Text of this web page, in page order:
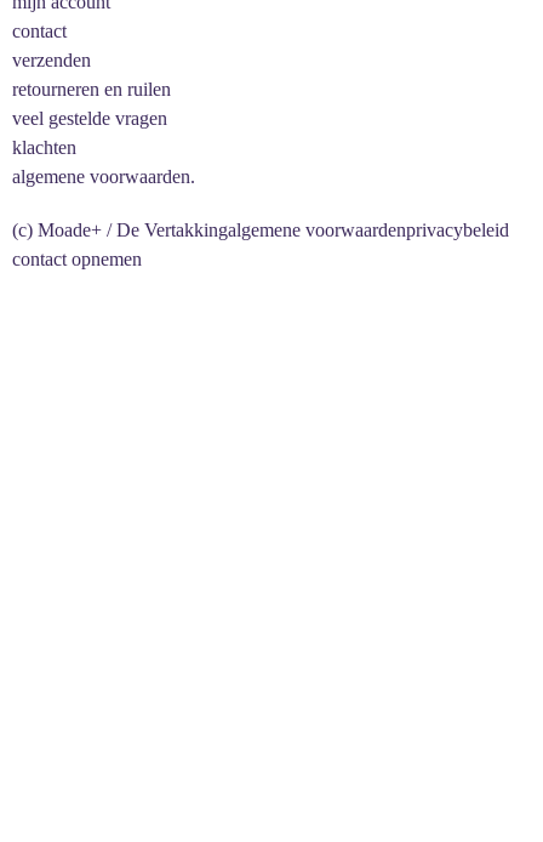
contact
verzenden
retourneren en ruilen
veel gestelde vragen
klachten
algemene voorwaarden.
(c) Moade+ / De Vertakkingalgemene voorwaardenprivacybeleid
contact opnemen